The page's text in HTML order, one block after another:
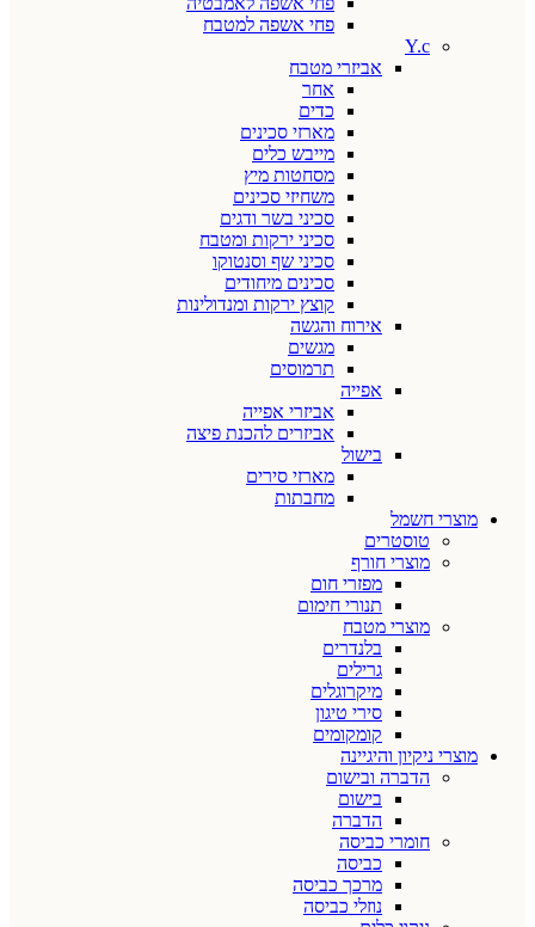
פחי אשפה למטבח
Y.c
אביזרי מטבח
אחר
כדים
מארזי סכינים
מייבש כלים
מסחטות מיץ
משחיזי סכינים
סכיני בשר ודגים
סכיני ירקות ומטבח
סכיני שף וסנטוקו
סכינים מיחודים
קוצץ ירקות ומנדולינות
אירוח והגשה
מגשים
תרמוסים
אפייה
אביזרי אפייה
אביזרים להכנת פיצה
בישול
מארזי סירים
מחבתות
מוצרי חשמל
טוסטרים
מוצרי חורף
מפזרי חום
תנורי חימום
מוצרי מטבח
בלנדרים
גרילים
מיקרוגלים
סירי טיגון
קומקומים
מוצרי ניקיון והיגיינה
הדברה ובישום
בישום
הדברה
חומרי כביסה
כביסה
מרכך כביסה
נוזלי כביסה